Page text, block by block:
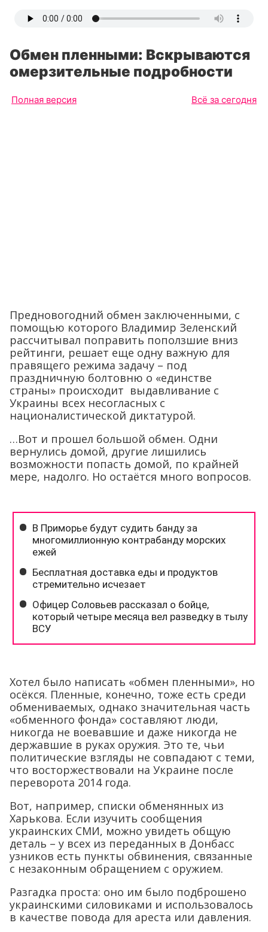
Обмен пленными: Вскрываются
омерзительные подробности
Полная версия Всё за сегодня
Предновогодний обмен заключенными, с
помощью которого Владимир Зеленский
рассчитывал поправить поползшие вниз
рейтинги, решает еще одну важную для
правящего режима задачу – под
праздничную болтовню о «единстве
страны» происходит выдавливание с
Украины всех несогласных с
националистической диктатурой.
…Вот и прошел большой обмен. Одни
вернулись домой, другие лишились
возможности попасть домой, по крайней
мере, надолго. Но остаётся много вопросов.
Хотел было написать «обмен пленными», но
осёкся. Пленные, конечно, тоже есть среди
обмениваемых, однако значительная часть
«обменного фонда» составляют люди,
никогда не воевавшие и даже никогда не
державшие в руках оружия. Это те, чьи
политические взгляды не совпадают с теми,
что восторжествовали на Украине после
переворота 2014 года.
Вот, например, списки обменянных из
Харькова. Если изучить сообщения
украинских СМИ, можно увидеть общую
деталь – у всех из переданных в Донбасс
узников есть пункты обвинения, связанные
с незаконным обращением с оружием.
Разгадка проста: оно им было подброшено
украинскими силовиками и использовалось
в качестве повода для ареста или давления.